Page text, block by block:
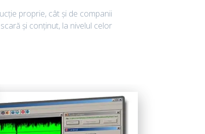
proprie, cât şi de companii
şi conţinut, la nivelul celor